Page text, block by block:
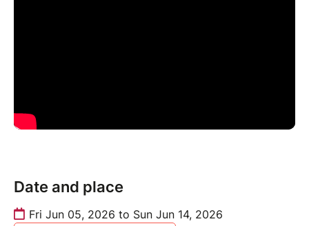
Date and place
Fri Jun 05, 2026 to Sun Jun 14, 2026